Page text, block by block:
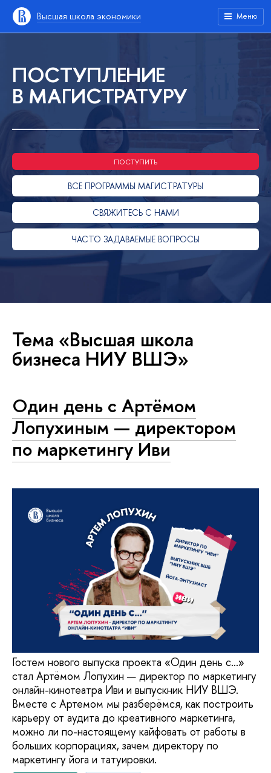
Высшая школа экономики Меню
ПОСТУПЛЕНИЕ
В МАГИСТРАТУРУ
ПОСТУПИТЬ
ВСЕ ПРОГРАММЫ МАГИСТРАТУРЫ
СВЯЖИТЕСЬ С НАМИ
ЧАСТО ЗАДАВАЕМЫЕ ВОПРОСЫ
Тема «Высшая школа
бизнеса НИУ ВШЭ»
Один день с Артёмом
Лопухиным — директором
по маркетингу Иви
Гостем нового выпуска проекта «Один день с...»
стал Артёмом Лопухин — директор по маркетингу
онлайн-кинотеатра Иви и выпускник НИУ ВШЭ.
Вместе с Артемом мы разберёмся, как построить
карьеру от аудита до креативного маркетинга,
можно ли по-настоящему кайфовать от работы в
больших корпорациях, зачем директору по
маркетингу йога и татуировки.